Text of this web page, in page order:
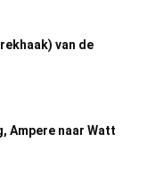
van de
Ampere naar Watt